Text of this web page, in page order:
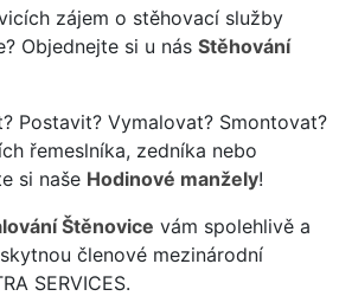
zájem o stěhovací služby
Objednejte si u nás Stěhování
Postavit? Vymalovat? Smontovat?
řemeslníka, zedníka nebo
si naše Hodinové manžely!
Štěnovice vám spolehlivě a
členové mezinárodní
SERVICES.